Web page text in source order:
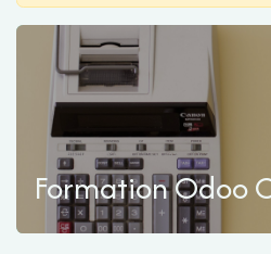
Formation Odoo